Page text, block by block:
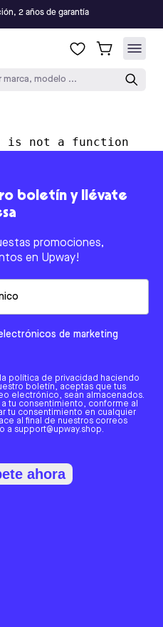
2 años de garantía
marca, modelo ...
is not a function
boletín y llévate
promociones,
en Upway!
de marketing
política de privacidad haciendo
boletín, aceptas que tus
electrónico, sean almacenados.
a tu consentimiento, conforme al
tu consentimiento en cualquier
al final de nuestros correos
a support@upway.shop.
ahora